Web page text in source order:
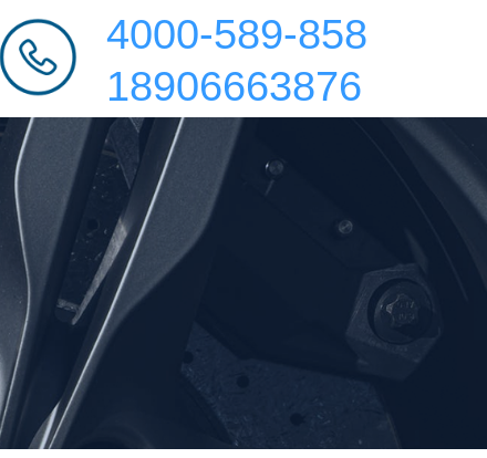
4000-589-858
18906663876